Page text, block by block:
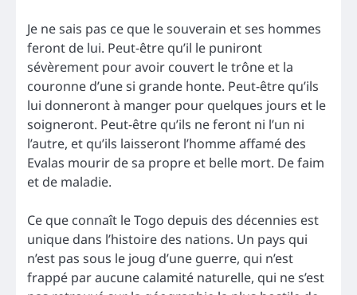
Je ne sais pas ce que le souverain et ses hommes
feront de lui. Peut-être qu’il le puniront
sévèrement pour avoir couvert le trône et la
couronne d’une si grande honte. Peut-être qu’ils
lui donneront à manger pour quelques jours et le
soigneront. Peut-être qu’ils ne feront ni l’un ni
l’autre, et qu’ils laisseront l’homme affamé des
Evalas mourir de sa propre et belle mort. De faim
et de maladie.
Ce que connaît le Togo depuis des décennies est
unique dans l’histoire des nations. Un pays qui
n’est pas sous le joug d’une guerre, qui n’est
frappé par aucune calamité naturelle, qui ne s’est